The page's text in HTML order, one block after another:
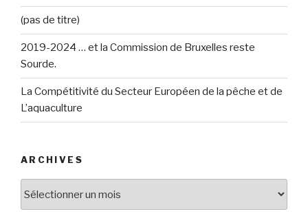
(pas de titre)
2019-2024 … et la Commission de Bruxelles reste
Sourde.
La Compétitivité du Secteur Européen de la pêche et de
L’aquaculture
ARCHIVES